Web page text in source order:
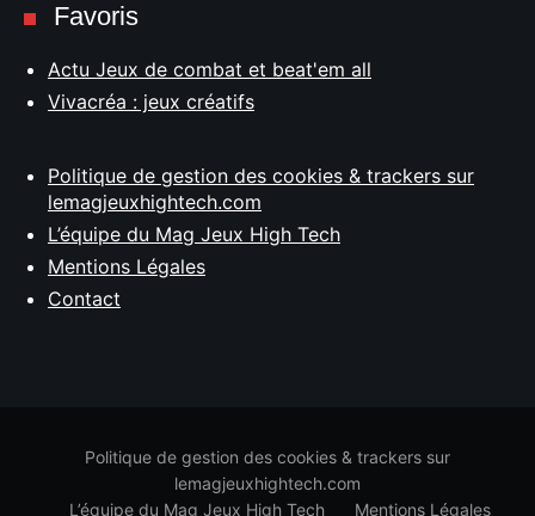
Favoris
Actu Jeux de combat et beat'em all
Vivacréa : jeux créatifs
Politique de gestion des cookies & trackers sur
lemagjeuxhightech.com
L’équipe du Mag Jeux High Tech
Mentions Légales
Contact
Politique de gestion des cookies & trackers sur
lemagjeuxhightech.com
L’équipe du Mag Jeux High Tech
Mentions Légales